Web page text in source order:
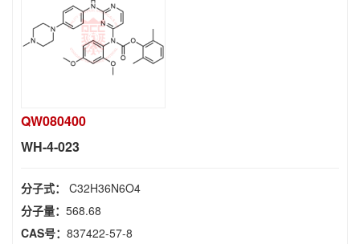
QW080400
WH-4-023
分子式： C32H36N6O4
分子量： 568.68
CAS号： 837422-57-8